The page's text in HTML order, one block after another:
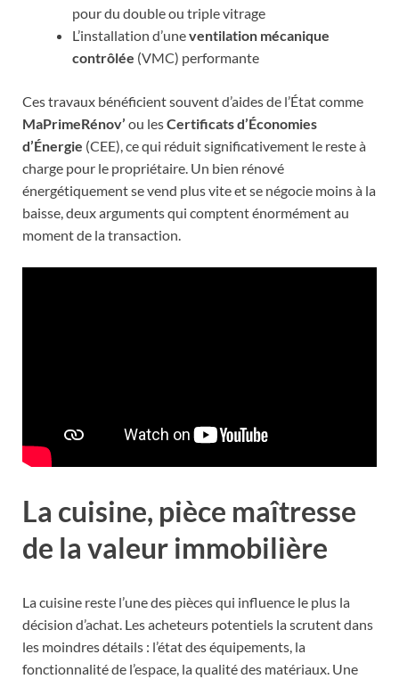
pour du double ou triple vitrage
L’installation d’uneventilation mécanique
contrôlée (VMC) performante
Ces travaux bénéficient souvent d’aides de l’État comme
MaPrimeRénov’ ou lesCertificats d’Économies
d’Énergie (CEE), ce qui réduit significativement le reste à
charge pour le propriétaire. Un bien rénové
énergétiquement se vend plus vite et se négocie moins à la
baisse, deux arguments qui comptent énormément au
moment de la transaction.
La cuisine, pièce maîtresse
de la valeur immobilière
La cuisine reste l’une des pièces qui influence le plus la
décision d’achat. Les acheteurs potentiels la scrutent dans
les moindres détails : l’état des équipements, la
fonctionnalité de l’espace, la qualité des matériaux. Une